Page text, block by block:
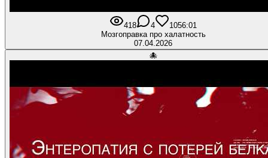
418 4 1056:01
Мозгоправка про халатность
07.04.2026
🐙